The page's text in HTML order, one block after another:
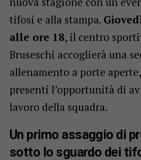
tifosi e alla stampa.
alle ore 18, il centro
Bruseschi accoglierà una
allenamento a porte
presenti l’opportunità di
lavoro della squadra.
Un primo assaggio di
sotto lo sguardo dei